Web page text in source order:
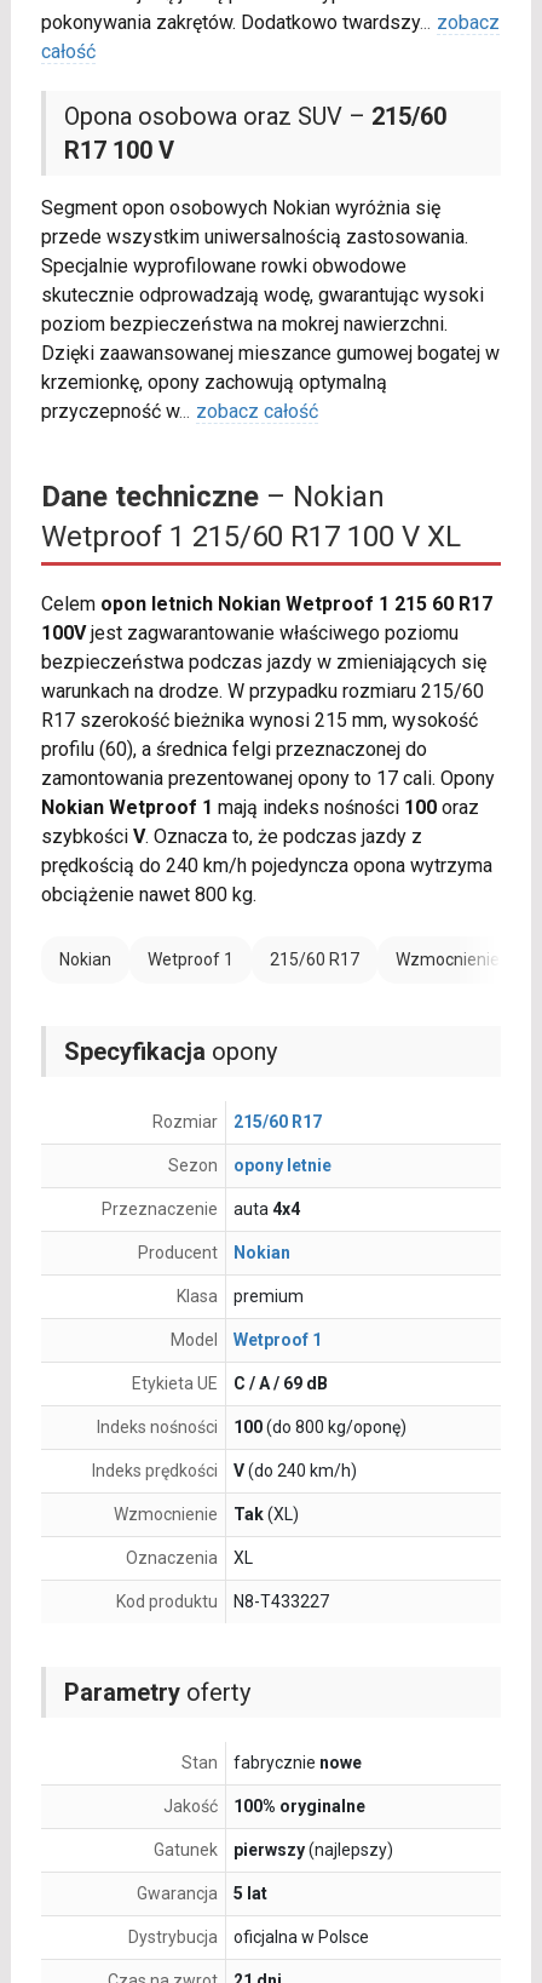
pokonywania zakrętów. Dodatkowo twardszy... zobacz
całość
Opona osobowa oraz SUV – 215/60
R17 100 V
Segment opon osobowych Nokian wyróżnia się
przede wszystkim uniwersalnością zastosowania.
Specjalnie wyprofilowane rowki obwodowe
skutecznie odprowadzają wodę, gwarantując wysoki
poziom bezpieczeństwa na mokrej nawierzchni.
Dzięki zaawansowanej mieszance gumowej bogatej w
krzemionkę, opony zachowują optymalną
przyczepność w... zobacz całość
Dane techniczne– Nokian
Wetproof 1 215/60 R17 100 V XL
Celem opon letnich Nokian Wetproof 1 215 60 R17
100Vjest zagwarantowanie właściwego poziomu
bezpieczeństwa podczas jazdy w zmieniających się
warunkach na drodze. W przypadku rozmiaru 215/60
R17 szerokość bieżnika wynosi 215 mm, wysokość
profilu (60), a średnica felgi przeznaczonej do
zamontowania prezentowanej opony to 17 cali. Opony
Nokian Wetproof 1 mają indeks nośności 100oraz
szybkości V. Oznacza to, że podczas jazdy z
prędkością do 240 km/h pojedyncza opona wytrzyma
obciążenie nawet 800 kg.
Nokian Wetproof 1 215/60 R17 Wzmocnienie (XL)
Parametryoferty
Stan fabrycznie nowe
Jakość 100% oryginalne
Gatunek pierwszy(najlepszy)
Gwarancja 5 lat
Dystrybucja oficjalna w Polsce
Specyfikacja opony
Rozmiar 215/60 R17
Sezon opony letnie
Przeznaczenie auta 4x4
Producent Nokian
Klasa premium
Model Wetproof 1
Etykieta UE C / A / 69 dB
Indeks nośności 100(do 800 kg/oponę)
Indeks prędkości V(do 240 km/h)
Wzmocnienie Tak(XL)
Oznaczenia XL
Kod produktu N8-T433227